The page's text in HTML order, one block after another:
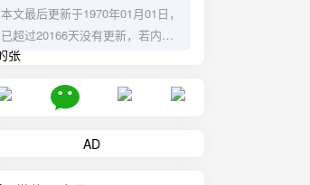
本文最后更新于1970年01月01日，
已超过20166天没有更新，若内容
或图片失效，请留言反馈。
AD